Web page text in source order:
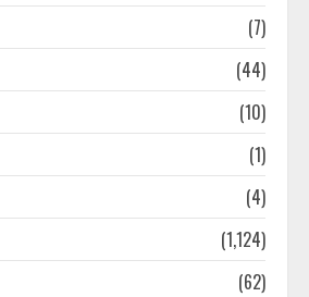
(7)
(44)
(10)
(1)
(4)
(1,124)
(62)
2013 की आपदा में ध्वस्त पुल आज तक नहीं
बना, ग्रामीण जान हथेली पर रखकर कर रहे
कार्यक्रम स्थगित, फिर होगा तारीख का
ऐलान, कानूनी लड़ाई भी लड़ेगा हिंदू रक्षा दल
August 10, 2026